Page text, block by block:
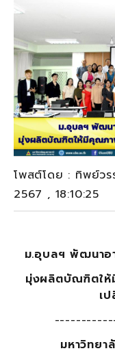
โพสต์โดย : ทิพย์
2567 , 18:10:25
ม.อุบลฯ พัฒนาอ
มุ่งผลิตบัณฑิตให้
เ
มหาวิทยา